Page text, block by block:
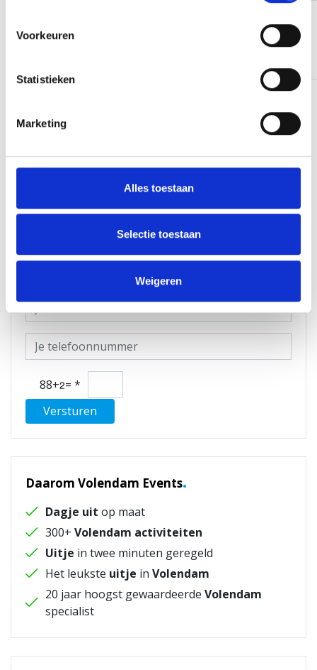
Voorkeuren
Statistieken
Marketing
Alles toestaan
Selectie toestaan
Weigeren
10
Volgende
Bel me terug.
Wil je meer weten over een uitje? Of heb je een
andere vraag? Vul je naam, telefoonnummer en e-
mailadres in. Wij bellen je dan zo snel mogelijk terug.
88+ = *
Versturen
Daarom Volendam Events.
Dagje uit op maat
300+ Volendam activiteiten
Uitje in twee minuten geregeld
Het leukste uitje in Volendam
20 jaar hoogst gewaardeerde Volendam
specialist
Google reviews
4.9